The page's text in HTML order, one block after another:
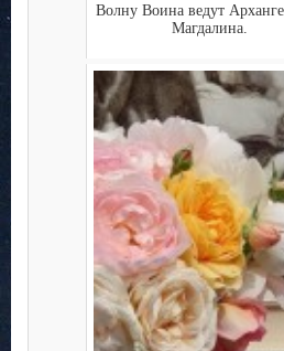
Волну Воина ведут
Магдалина.